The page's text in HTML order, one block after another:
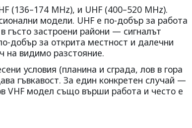
(136–174 MHz), и UHF (400–520 MHz).
модели. UHF е по-добър за работа
гъсто застроени райони — сигналът
добър за открита местност и далечни
на видимо разстояние.
условия (планина и сграда, лов в гора
гъвкавост. За един конкретен случай —
VHF модел също върши работа и често е